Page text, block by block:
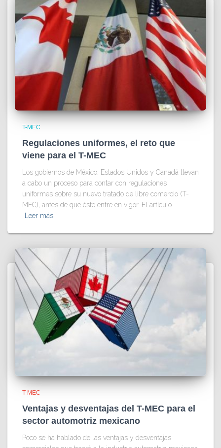
T-MEC
Regulaciones uniformes, el reto que
viene para el T-MEC
Los gobiernos de México, Estados Unidos y Canadá llevan
a cabo un proceso para contar con regulaciones
uniformes sobre su nuevo tratado de libre comercio (T-
MEC), antes de que éste entre en vigor. El artículo
Leer más…
T-MEC
Ventajas y desventajas del T-MEC para el
sector automotriz mexicano
Poco se ha hablado de las ventajas y desventajas